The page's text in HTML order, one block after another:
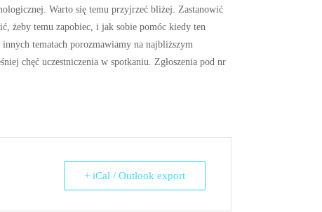
Warto się temu przyjrzeć bliżej. Zastanowić
żeby temu zapobiec, i jak sobie pomóc kiedy ten
tematach porozmawiamy na najbliższym
chęć uczestniczenia w spotkaniu. Zgłoszenia pod nr
+ iCal / Outlook export